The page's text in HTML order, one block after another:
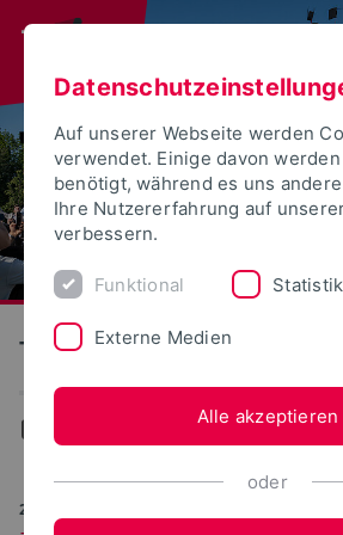
Technische Hochschule
21.07.2025
Auf unserer Webseite werden
verwendet. Einige davon
benötigt, während es uns
Ihre Nutzererfahrung auf
verbessern.
Funktional Statistik
Externe Medien
Alle akzeptieren
oder